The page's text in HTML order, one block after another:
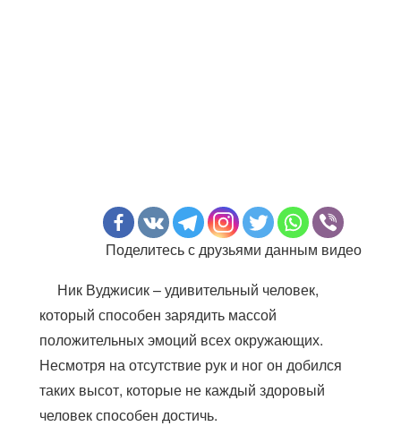
Поделитесь с друзьями данным видео
Ник Вуджисик – удивительный человек,
который способен зарядить массой
положительных эмоций всех окружающих.
Несмотря на отсутствие рук и ног он добился
таких высот, которые не каждый здоровый
человек способен достичь.